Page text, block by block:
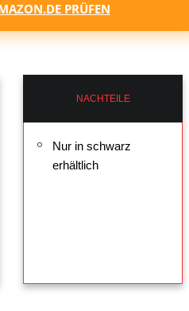
PRÜFEN
NACHTEILE
Nur in schwarz
erhältlich